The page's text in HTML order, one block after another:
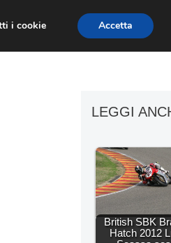
ACCESSORI MOTO MOTO GP
LEGGI
British SBK
Hatch 2012
i cookie
Accetta